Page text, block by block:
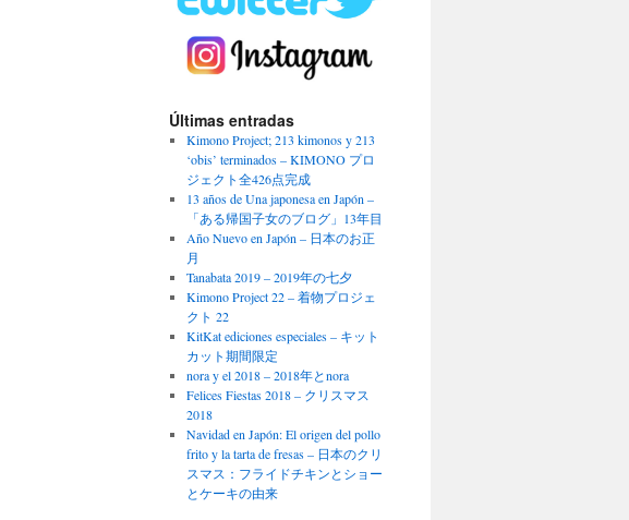
Últimas entradas
Kimono Project; 213 kimonos y 213
‘obis’ terminados – KIMONO プロ
ジェクト全426点完成
13 años de Una japonesa en Japón –
「ある帰国子女のブログ」13年目
Año Nuevo en Japón – 日本のお正
月
Tanabata 2019 – 2019年の七夕
Kimono Project 22 – 着物プロジェ
クト 22
KitKat ediciones especiales – キット
カット期間限定
nora y el 2018 – 2018年とnora
Felices Fiestas 2018 – クリスマス
2018
Navidad en Japón: El origen del pollo
frito y la tarta de fresas – 日本のクリ
スマス：フライドチキンとショー
とケーキの由来